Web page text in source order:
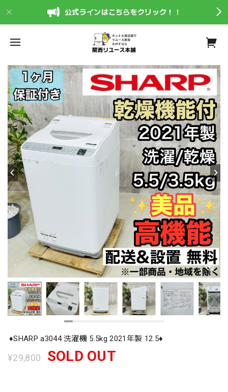
公式ラインはこちらをクリック！！
♦️SHARP a3044 洗濯機 5.5kg 2021年製 12.5♦️
¥29,800 SOLD OUT